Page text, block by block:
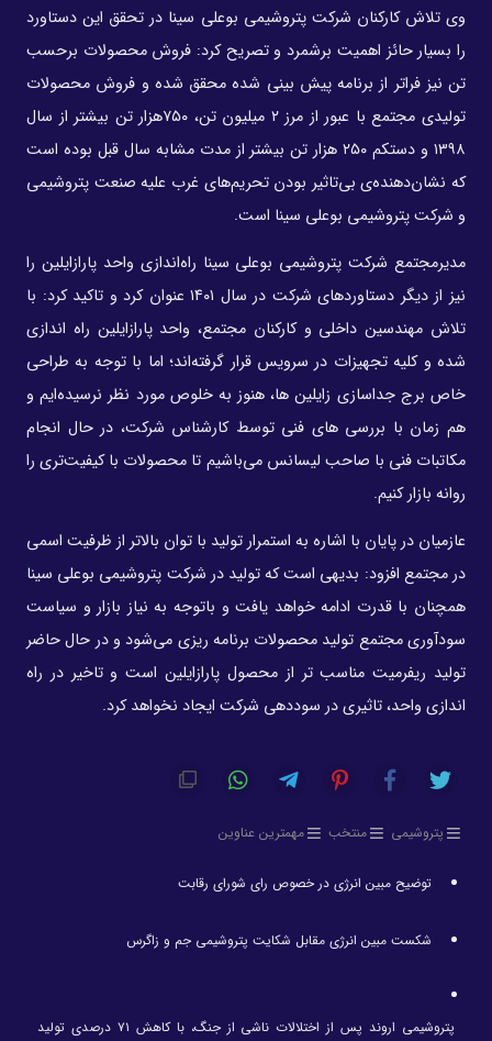
وی تلاش کارکنان شرکت پتروشیمی بوعلی سینا در تحقق این دستاورد
را بسیار حائز اهمیت برشمرد و تصریح کرد: فروش محصولات برحسب
تن نیز فراتر از برنامه پیش بینی شده محقق شده و فروش محصولات
تولیدی مجتمع با عبور از مرز ۲ میلیون تن، ۷۵۰هزار تن بیشتر از سال
۱۳۹۸ و دستکم ۲۵۰ هزار تن بیشتر از مدت مشابه سال قبل بوده است
که نشان‌دهنده‌ی بی‌تاثیر بودن تحریم‌های غرب علیه صنعت پتروشیمی
و شرکت پتروشیمی بوعلی سینا است.
مدیرمجتمع شرکت پتروشیمی بوعلی سینا راه‌اندازی واحد پارازایلین را
نیز از دیگر دستاوردهای شرکت در سال ۱۴۰۱ عنوان کرد و تاکید کرد: با
تلاش مهندسین داخلی و کارکنان مجتمع، واحد پارازایلین راه اندازی
شده و کلیه تجهیزات در سرویس قرار گرفته‌اند؛ اما با توجه به طراحی
خاص برج جداسازی زایلین ها، هنوز به خلوص مورد نظر نرسیده‌ایم و
هم زمان با بررسی های فنی توسط کارشناس شرکت، در حال انجام
مکاتبات فنی با صاحب لیسانس می‌باشیم تا محصولات با کیفیت‌تری را
روانه بازار کنیم.
عازمیان در پایان با اشاره به استمرار تولید با توان بالاتر از ظرفیت اسمی
در مجتمع افزود: بدیهی است که تولید در شرکت پتروشیمی بوعلی سینا
همچنان با قدرت ادامه خواهد یافت و باتوجه به نیاز بازار و سیاست
سودآوری مجتمع تولید محصولات برنامه ریزی می‌شود و در حال حاضر
تولید ریفرمیت مناسب تر از محصول پارازایلین است و تاخیر در راه
اندازی واحد، تاثیری در سوددهی شرکت ایجاد نخواهد کرد.
پتروشیمی منتخب مهمترین عناوین
توضیح مبین انرژی در خصوص رای شورای رقابت
شکست مبین انرژی مقابل شکایت پتروشیمی جم و زاگرس
پتروشیمی اروند پس از اختلالات ناشی از جنگ، با کاهش ۷۱ درصدی تولید